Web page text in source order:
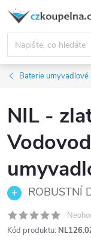
Přejít
obsah
Baterie umyvadlové
NIL -
ROBUSTNÍ
Kód produktu: